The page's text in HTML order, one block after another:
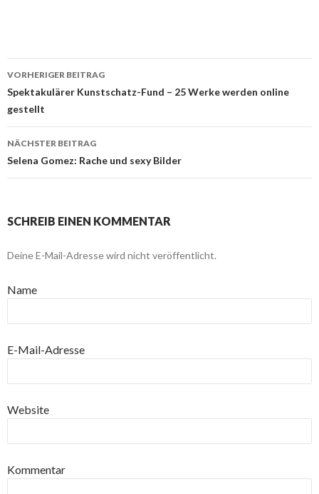
Beitragsnavigation
VORHERIGER BEITRAG
Spektakulärer Kunstschatz-Fund – 25 Werke werden online
gestellt
NÄCHSTER BEITRAG
Selena Gomez: Rache und sexy Bilder
SCHREIB EINEN KOMMENTAR
Deine E-Mail-Adresse wird nicht veröffentlicht.
Name
E-Mail-Adresse
Website
Kommentar